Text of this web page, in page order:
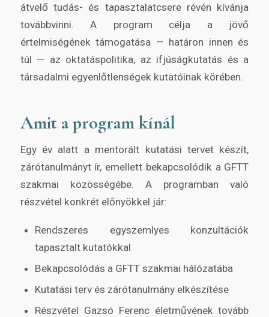
átvelő tudás- és tapasztalatcsere révén kívánja
továbbvinni. A program célja a jövő
értelmiségének támogatása — határon innen és
túl — az oktatáspolitika, az ifjúságkutatás és a
társadalmi egyenlőtlenségek kutatóinak körében.
Amit a program kínál
Egy év alatt a mentorált kutatási tervet készít,
zárótanulmányt ír, emellett bekapcsolódik a GFTT
szakmai közösségébe. A programban való
részvétel konkrét előnyökkel jár:
Rendszeres egyszemlyes konzultációk
tapasztalt kutatókkal
Bekapcsolódás a GFTT szakmai hálózatába
Kutatási terv és zárótanulmány elkészítése
Részvétel Gazsó Ferenc életművének tovább